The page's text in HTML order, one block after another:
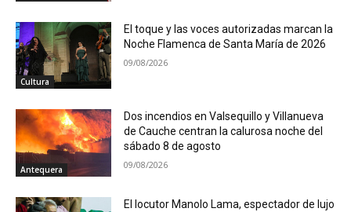
Cultura
El toque y las voces autorizadas marcan la
Noche Flamenca de Santa María de 2026
09/08/2026
Antequera
Dos incendios en Valsequillo y Villanueva
de Cauche centran la calurosa noche del
sábado 8 de agosto
09/08/2026
El locutor Manolo Lama, espectador de lujo